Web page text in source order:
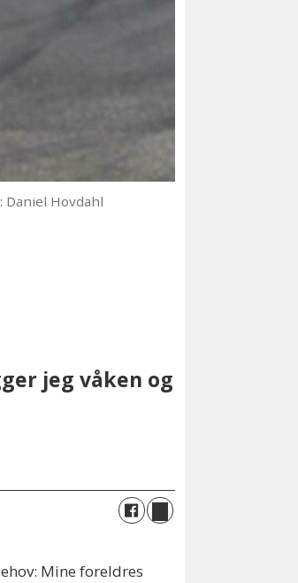
Daniel Hovdahl
jeg våken og
Mine foreldres